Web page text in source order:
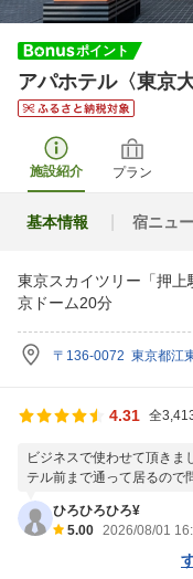
アパホテル〈東京大
施設紹介 プラン
基本情報 宿ニュ
東京スカイツリー「押
京ドーム20分
〒136-0072 東京都江
4.31 全
ビジネスで使わせて頂きま
テル前まで通って居るので
ひろひろひろ¥
5.00 2026/08/01